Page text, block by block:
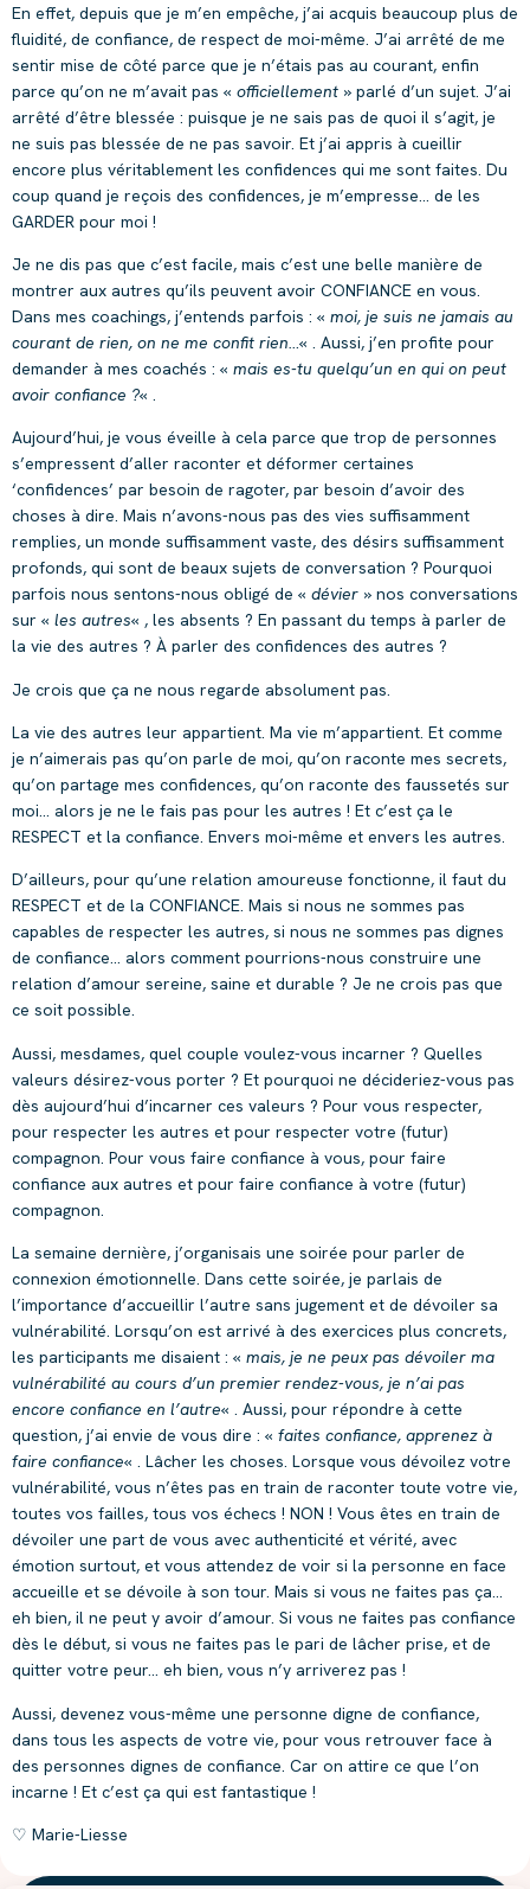
En effet, depuis que je m’en empêche, j’ai acquis beaucoup plus de
fluidité, de confiance, de respect de moi-même. J’ai arrêté de me
sentir mise de côté parce que je n’étais pas au courant, enfin
parce qu’on ne m’avait pas « officiellement » parlé d’un sujet. J’ai
arrêté d’être blessée : puisque je ne sais pas de quoi il s’agit, je
ne suis pas blessée de ne pas savoir. Et j’ai appris à cueillir
encore plus véritablement les confidences qui me sont faites. Du
coup quand je reçois des confidences, je m’empresse… de les
GARDER pour moi !
Je ne dis pas que c’est facile, mais c’est une belle manière de
montrer aux autres qu’ils peuvent avoir CONFIANCE en vous.
Dans mes coachings, j’entends parfois : « moi, je suis ne jamais au
courant de rien, on ne me confit rien…« . Aussi, j’en profite pour
demander à mes coachés : « mais es-tu quelqu’un en qui on peut
avoir confiance ?« .
Aujourd’hui, je vous éveille à cela parce que trop de personnes
s’empressent d’aller raconter et déformer certaines
‘confidences’ par besoin de ragoter, par besoin d’avoir des
choses à dire. Mais n’avons-nous pas des vies suffisamment
remplies, un monde suffisamment vaste, des désirs suffisamment
profonds, qui sont de beaux sujets de conversation ? Pourquoi
parfois nous sentons-nous obligé de « dévier » nos conversations
sur « les autres« , les absents ? En passant du temps à parler de
la vie des autres ? À parler des confidences des autres ?
Je crois que ça ne nous regarde absolument pas.
La vie des autres leur appartient. Ma vie m’appartient. Et comme
je n’aimerais pas qu’on parle de moi, qu’on raconte mes secrets,
qu’on partage mes confidences, qu’on raconte des faussetés sur
moi… alors je ne le fais pas pour les autres ! Et c’est ça le
RESPECT et la confiance. Envers moi-même et envers les autres.
D’ailleurs, pour qu’une relation amoureuse fonctionne, il faut du
RESPECT et de la CONFIANCE. Mais si nous ne sommes pas
capables de respecter les autres, si nous ne sommes pas dignes
de confiance… alors comment pourrions-nous construire une
relation d’amour sereine, saine et durable ? Je ne crois pas que
ce soit possible.
Aussi, mesdames, quel couple voulez-vous incarner ? Quelles
valeurs désirez-vous porter ? Et pourquoi ne décideriez-vous pas
dès aujourd’hui d’incarner ces valeurs ? Pour vous respecter,
pour respecter les autres et pour respecter votre (futur)
compagnon. Pour vous faire confiance à vous, pour faire
confiance aux autres et pour faire confiance à votre (futur)
compagnon.
La semaine dernière, j’organisais une soirée pour parler de
connexion émotionnelle. Dans cette soirée, je parlais de
l’importance d’accueillir l’autre sans jugement et de dévoiler sa
vulnérabilité. Lorsqu’on est arrivé à des exercices plus concrets,
les participants me disaient : « mais, je ne peux pas dévoiler ma
vulnérabilité au cours d’un premier rendez-vous, je n’ai pas
encore confiance en l’autre« . Aussi, pour répondre à cette
question, j’ai envie de vous dire : « faites confiance, apprenez à
faire confiance« . Lâcher les choses. Lorsque vous dévoilez votre
vulnérabilité, vous n’êtes pas en train de raconter toute votre vie,
toutes vos failles, tous vos échecs ! NON ! Vous êtes en train de
dévoiler une part de vous avec authenticité et vérité, avec
émotion surtout, et vous attendez de voir si la personne en face
accueille et se dévoile à son tour. Mais si vous ne faites pas ça…
eh bien, il ne peut y avoir d’amour. Si vous ne faites pas confiance
dès le début, si vous ne faites pas le pari de lâcher prise, et de
quitter votre peur… eh bien, vous n’y arriverez pas !
Aussi, devenez vous-même une personne digne de confiance,
dans tous les aspects de votre vie, pour vous retrouver face à
des personnes dignes de confiance. Car on attire ce que l’on
incarne ! Et c’est ça qui est fantastique !
♡ Marie-Liesse